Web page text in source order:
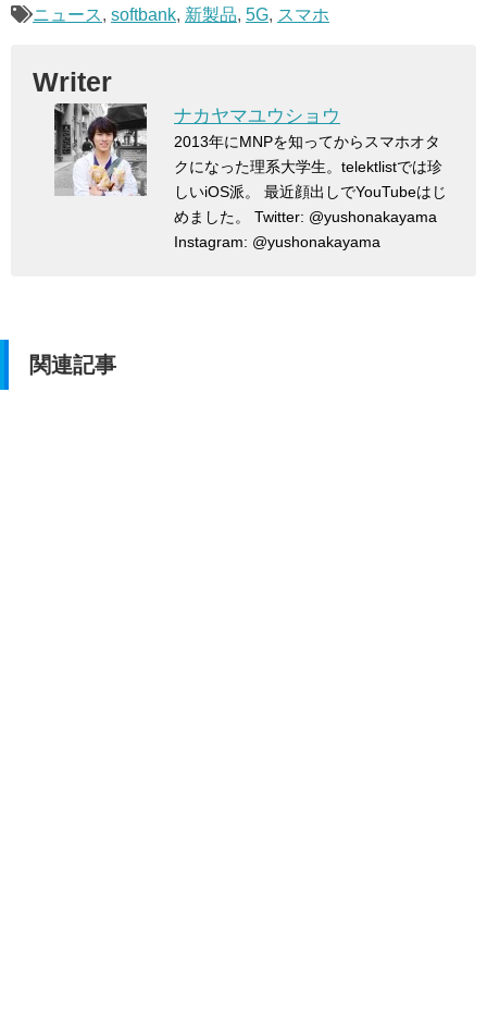
ニュース, softbank, 新製品, 5G, スマホ
Writer
ナカヤマユウショウ
2013年にMNPを知ってからスマホオタ
クになった理系大学生。telektlistでは珍
しいiOS派。 最近顔出しでYouTubeはじ
めました。 Twitter: @yushonakayama
Instagram: @yushonakayama
関連記事